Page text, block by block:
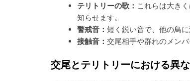
テリトリーの歌： これらは大き
知らせます。
警戒音：短く鋭い音で、他の鳥
接触音：交尾相手や群れのメン
交尾とテリトリーにおける異